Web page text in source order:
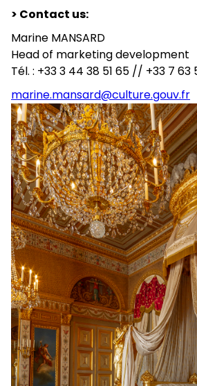
> Contact us:
Marine MANSARD
Head of marketing development
Tél. : +33 3 44 38 51 65 // +33 7 63
marine.mansard@culture.gouv.fr